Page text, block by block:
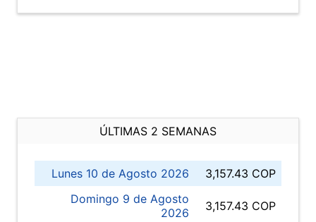
ÚLTIMAS 2 SEMANAS
Lunes 10 de Agosto 2026
3,157.43 COP
Domingo 9 de Agosto
2026
3,157.43 COP